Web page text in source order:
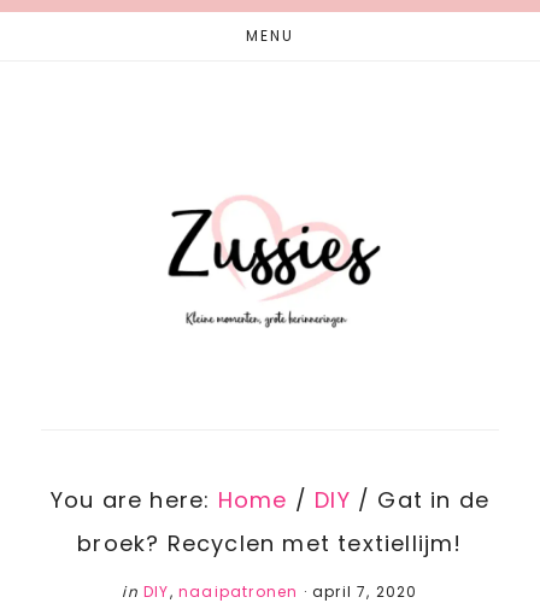
Skip
Skip
MENU
You are here: Home / DIY / Gat in de
broek? Recyclen met textiellijm!
in DIY, naaipatronen ·april 7, 2020